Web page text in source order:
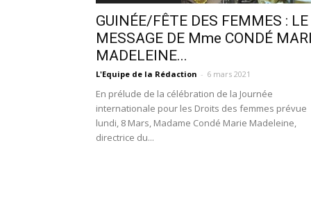
GUINÉE/FÊTE DES FEMMES : LE
MESSAGE DE Mme CONDÉ
MADELEINE...
L'Equipe de la Rédaction - 6 mars 2021
En prélude de la célébration de la Journée
internationale pour les Droits des femmes prévue
lundi, 8 Mars, Madame Condé Marie Madeleine,
directrice du...